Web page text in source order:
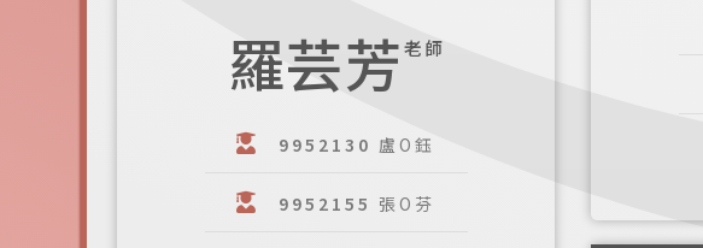
羅芸芳老師
9952130 盧O鈺
9952155 張O芬